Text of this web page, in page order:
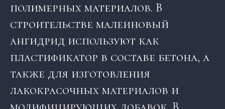
полимерных материалов. В
строительстве малеиновый
ангидрид используют как
пластификатор в составе бетона, а
также для изготовления
лакокрасочных материалов и